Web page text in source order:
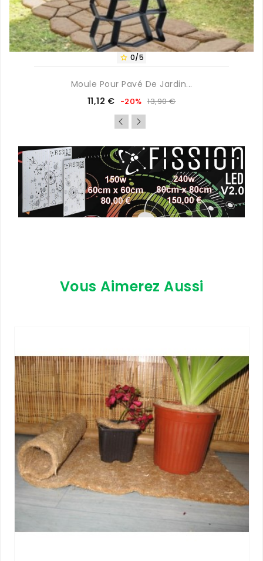
 0/5
Moule Pour Pavé De Jardin...
Prix
11,12 € Prix
de
base
-20% 13,90 €
Vous Aimerez Aussi